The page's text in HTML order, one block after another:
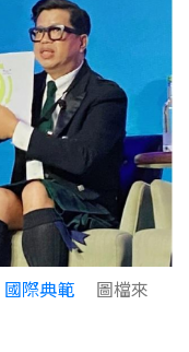
國際典範
圖檔來